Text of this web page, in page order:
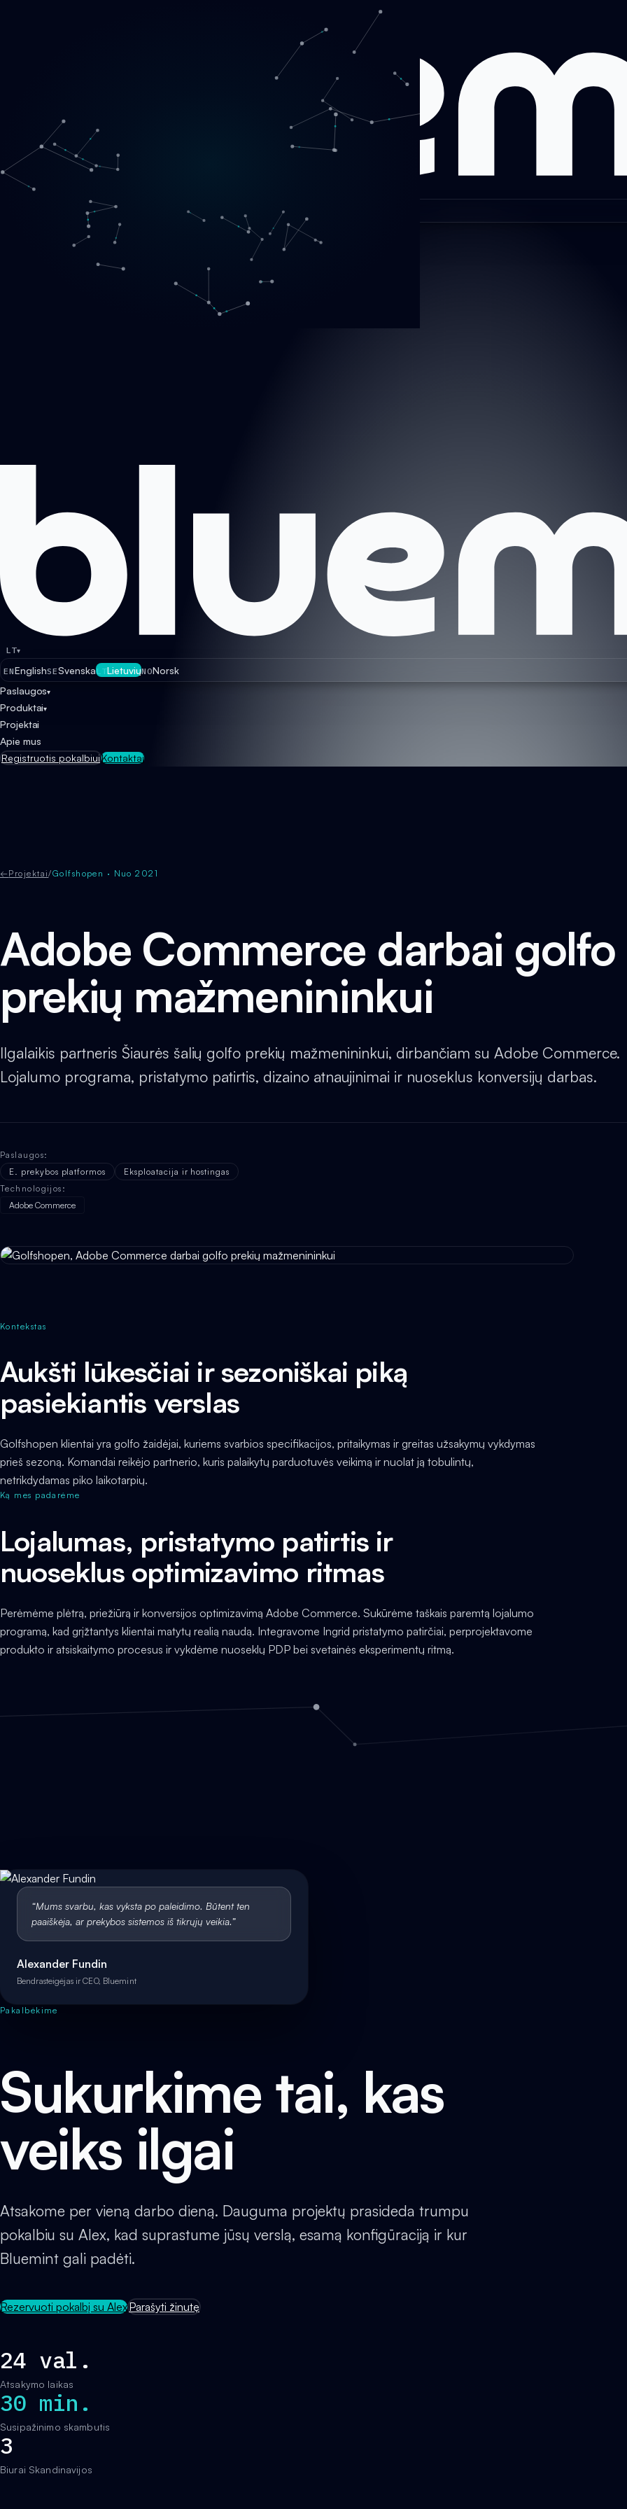
SvenskaLTLietuvių
LT▾
ENEnglishSESvenskaLTLietuviųNONorsk
Paslaugos▾
Produktai▾
Projektai
Apie mus
Registruotis pokalbiuiKontaktai
←Projektai/Golfshopen · Nuo 2021
Adobe Commerce darbai golfo
prekių mažmenininkui
Ilgalaikis partneris Šiaurės šalių golfo prekių mažmenininkui, dirbančiam su Adobe Commerce.
Lojalumo programa, pristatymo patirtis, dizaino atnaujinimai ir nuoseklus konversijų darbas.
Paslaugos:
E. prekybos platformos
Eksploatacija ir hostingas
Technologijos :
Adobe Commerce
Kontekstas
Aukšti lūkesčiai ir sezoniškai piką
pasiekiantis verslas
Golfshopen klientai yra golfo žaidėjai, kuriems svarbios specifikacijos, pritaikymas ir greitas užsakymų vykdymas
prieš sezoną. Komandai reikėjo partnerio, kuris palaikytų parduotuvės veikimą ir nuolat ją tobulintų,
netrikdydamas piko laikotarpių.
Ką mes padarėme
Lojalumas, pristatymo patirtis ir
nuoseklus optimizavimo ritmas
Perėmėme plėtrą, priežiūrą ir konversijos optimizavimą Adobe Commerce. Sukūrėme taškais paremtą lojalumo
programą, kad grįžtantys klientai matytų realią naudą. Integravome Ingrid pristatymo patirčiai, perprojektavome
produkto ir atsiskaitymo procesus ir vykdėme nuoseklų PDP bei svetainės eksperimentų ritmą.
“Mums svarbu, kas vyksta po paleidimo. Būtent ten
paaiškėja, ar prekybos sistemos iš tikrųjų veikia.”
Alexander Fundin
Bendrasteigėjas ir CEO, Bluemint
Pakalbėkime
Sukurkime tai, kas
veiks ilgai
Atsakome per vieną darbo dieną. Dauguma projektų prasideda trumpu
pokalbiu su Alex, kad suprastume jūsų verslą, esamą konfigūraciją ir kur
Bluemint gali padėti.
Rezervuoti pokalbį su AlexParašyti žinutę
24 val.
Atsakymo laikas
30 min.
Susipažinimo skambutis
3
Biurai Skandinavijos